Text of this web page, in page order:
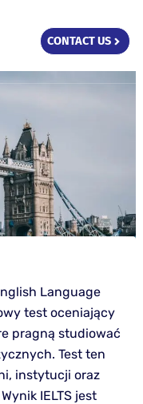
CONTACT US
Language
test oceniający
pragną studiować
Test ten
instytucji oraz
IELTS jest